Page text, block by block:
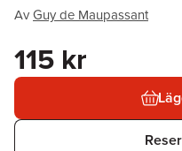
AvGuy de Maupassant
115 kr